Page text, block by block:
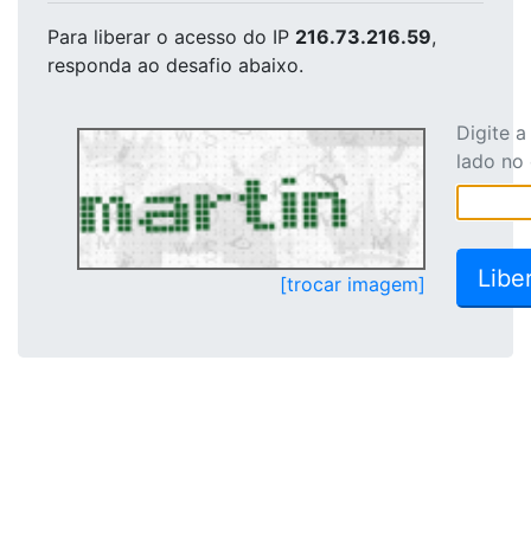
Para liberar o acesso do IP 216.73.216.59,
responda ao desafio abaixo.
[trocar imagem]
Digite
lado no